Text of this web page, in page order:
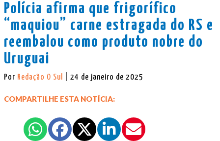
Polícia afirma que frigorífico
“maquiou” carne estragada do RS e
reembalou como produto nobre do
Uruguai
Por Redação O Sul | 24 de janeiro de 2025
COMPARTILHE ESTA NOTÍCIA: